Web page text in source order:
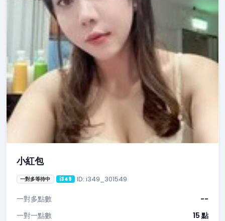
小紅包
一對多等待中 i349 ID: i349_301549
一對多點數
--
一對一點數
15 點